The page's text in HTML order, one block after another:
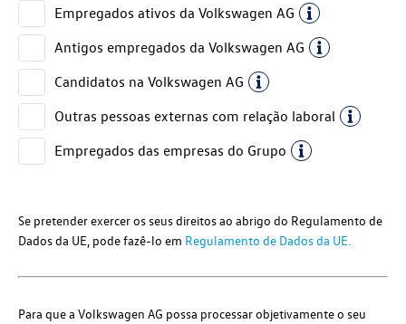
Empregados ativos da Volkswagen AG
Antigos empregados da Volkswagen AG
Candidatos na Volkswagen AG
Outras pessoas externas com relação laboral
Empregados das empresas do Grupo
Se pretender exercer os seus direitos ao abrigo do Regulamento de
Dados da UE, pode fazê-lo em Regulamento de Dados da UE.
Para que a Volkswagen AG possa processar objetivamente o seu